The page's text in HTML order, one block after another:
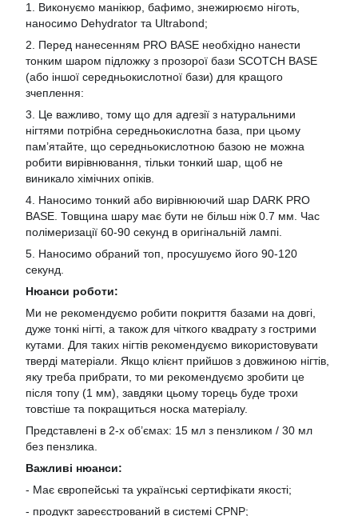
1. Виконуємо манікюр, бафимо, знежирюємо ніготь,
наносимо Dehydrator та Ultrabond;
2. Перед нанесенням PRO BASE необхідно нанести
тонким шаром підложку з прозорої бази SCOTCH BASE
(або іншої середньокислотної бази) для кращого
зчеплення:
3. Це важливо, тому що для адгезії з натуральними
нігтями потрібна середньокислотна база, при цьому
пам’ятайте, що середньокислотною базою не можна
робити вирівнювання, тільки тонкий шар, щоб не
виникало хімічних опіків.
4. Наносимо тонкий або вирівнюючий шар DARK PRO
BASE. Товщина шару має бути не більш ніж 0.7 мм. Час
полімеризації 60-90 секунд в оригінальній лампі.
5. Наносимо обраний топ, просушуємо його 90-120
секунд.
Нюанси роботи:
Ми не рекомендуємо робити покриття базами на довгі,
дуже тонкі нігті, а також для чіткого квадрату з гострими
кутами. Для таких нігтів рекомендуємо використовувати
тверді матеріали. Якщо клієнт прийшов з довжиною нігтів,
яку треба прибрати, то ми рекомендуємо зробити це
після топу (1 мм), завдяки цьому торець буде трохи
товстіше та покращиться носка матеріалу.
Представлені в 2-х об’ємах: 15 мл з пензликом / 30 мл
без пензлика.
Важливі нюанси:
- Має європейські та українські сертифікати якості;
- продукт зареєстрований в системі CPNP;